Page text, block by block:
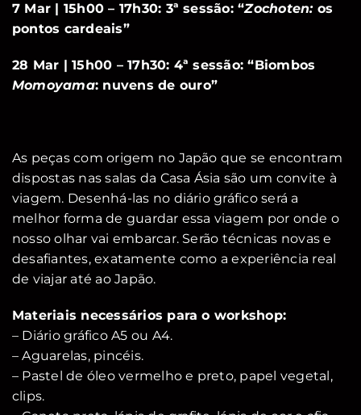
7 Mar | 15h00 – 17h30: 3ª sessão: “Zochoten:os
pontos cardeais”
28 Mar | 15h00 – 17h30: 4ª sessão: “Biombos
Momoyama: nuvens de ouro”
As peças com origem no Japão que se encontram
dispostas nas salas da Casa Ásia são um convite à
viagem. Desenhá-las no diário gráfico será a
melhor forma de guardar essa viagem por onde o
nosso olhar vai embarcar. Serão técnicas novas e
desafiantes, exatamente como a experiência real
de viajar até ao Japão.
Materiais necessários para o workshop:
– Diário gráfico A5 ou A4.
– Aguarelas, pincéis.
– Pastel de óleo vermelho e preto, papel vegetal,
clips.